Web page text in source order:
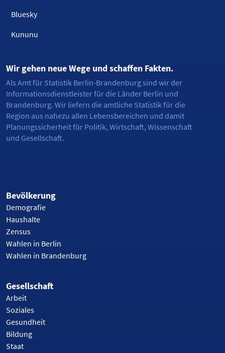
Bluesky
Kununu
Wir gehen neue Wege und schaffen Fakten.
Als Amt für Statistik Berlin-Brandenburg sind wir der
Informationsdienstleister für die Länder Berlin und
Brandenburg. Wir liefern die amtliche Statistik für die
Region aus nahezu allen Lebensbereichen und damit
Planungssicherheit für Politik, Wirtschaft, Wissenschaft
und Gesellschaft.
Bevölkerung
Demografie
Haushalte
Zensus
Wahlen in Berlin
Wahlen in Brandenburg
Gesellschaft
Arbeit
Soziales
Gesundheit
Bildung
Staat